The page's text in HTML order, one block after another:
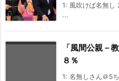
1: 風吹けば名無
...
「風間公親－
８％
1: 名無しさん＠5